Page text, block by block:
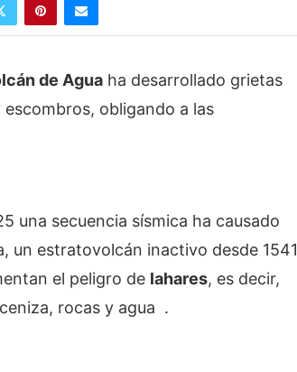
de Agua ha desarrollado grietas
obligando a las
una secuencia sísmica ha causado
un estratovolcán inactivo desde 1541
el peligro de lahares, es decir,
rocas y agua .